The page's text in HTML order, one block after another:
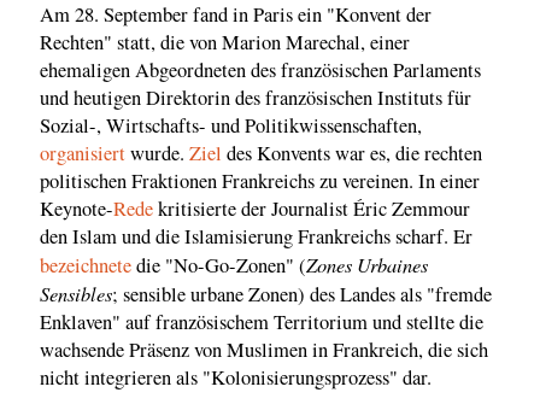
Am 28. September fand in Paris ein "Konvent der
Rechten" statt, die von Marion Marechal, einer
ehemaligen Abgeordneten des französischen Parlaments
und heutigen Direktorin des französischen Instituts für
Sozial-, Wirtschafts- und Politikwissenschaften,
organisiertwurde. Ziel des Konvents war es, die rechten
politischen Fraktionen Frankreichs zu vereinen. In einer
Keynote-Redekritisierte der Journalist Éric Zemmour
den Islam und die Islamisierung Frankreichs scharf. Er
bezeichnetedie "No-Go-Zonen" (Zones Urbaines
Sensibles; sensible urbane Zonen) des Landes als "fremde
Enklaven" auf französischem Territorium und stellte die
wachsende Präsenz von Muslimen in Frankreich, die sich
nicht integrieren als "Kolonisierungsprozess" dar.